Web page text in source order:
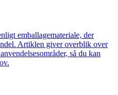
emballagemateriale, der
Artiklen giver overblik over
så du kan